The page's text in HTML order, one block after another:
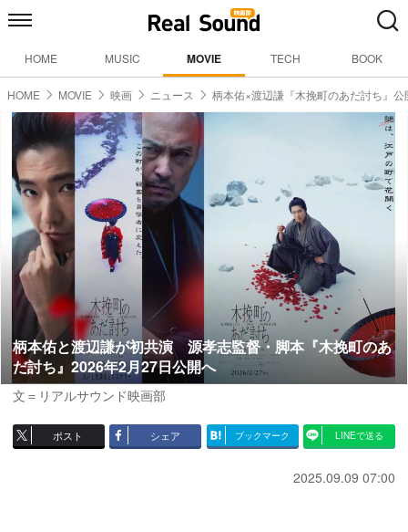
HOME MUSIC MOVIE TECH BOOK
HOME MOVIE 映画 ニュース 柄本佑×渡辺謙『木挽町のあだ討ち』公
柄本佑と渡辺謙が初共演 源孝志監督・脚本『木挽町のあ
だ討ち』2026年2月27日公開へ
文＝リアルサウンド映画部
ポスト シェア ブックマーク LINEで送る
2025.09.09 07:00